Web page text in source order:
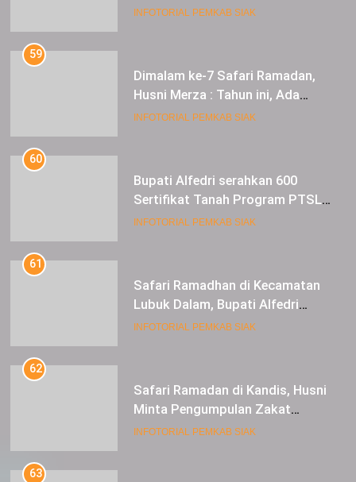
Tentang Kebijakan Penganggaran
INFOTORIAL PEMKAB SIAK
59
Dimalam ke-7 Safari Ramadan,
Husni Merza : Tahun ini, Ada
Perbaikan Jalan Lintas Siak ke
INFOTORIAL PEMKAB SIAK
60
Bupati Alfedri serahkan 600
Sertifikat Tanah Program PTSL
kepada Masyarakat Tualang
INFOTORIAL PEMKAB SIAK
61
Safari Ramadhan di Kecamatan
Lubuk Dalam, Bupati Alfedri
Mengingatkan Masyarakat
INFOTORIAL PEMKAB SIAK
62
Safari Ramadan di Kandis, Husni
Minta Pengumpulan Zakat
Meningkat
INFOTORIAL PEMKAB SIAK
63